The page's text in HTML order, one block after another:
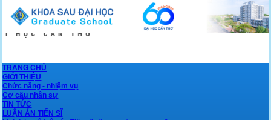
TRANG CHỦ
GIỚI THIỆU
Chức năng - nhiệm vụ
Cơ cấu nhân sự
TIN TỨC
LUẬN ÁN TIẾN SĨ